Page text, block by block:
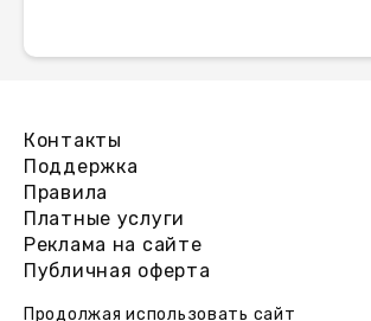
Контакты
Поддержка
Правила
Платные услуги
Реклама на сайте
Публичная оферта
Продолжая использовать сайт